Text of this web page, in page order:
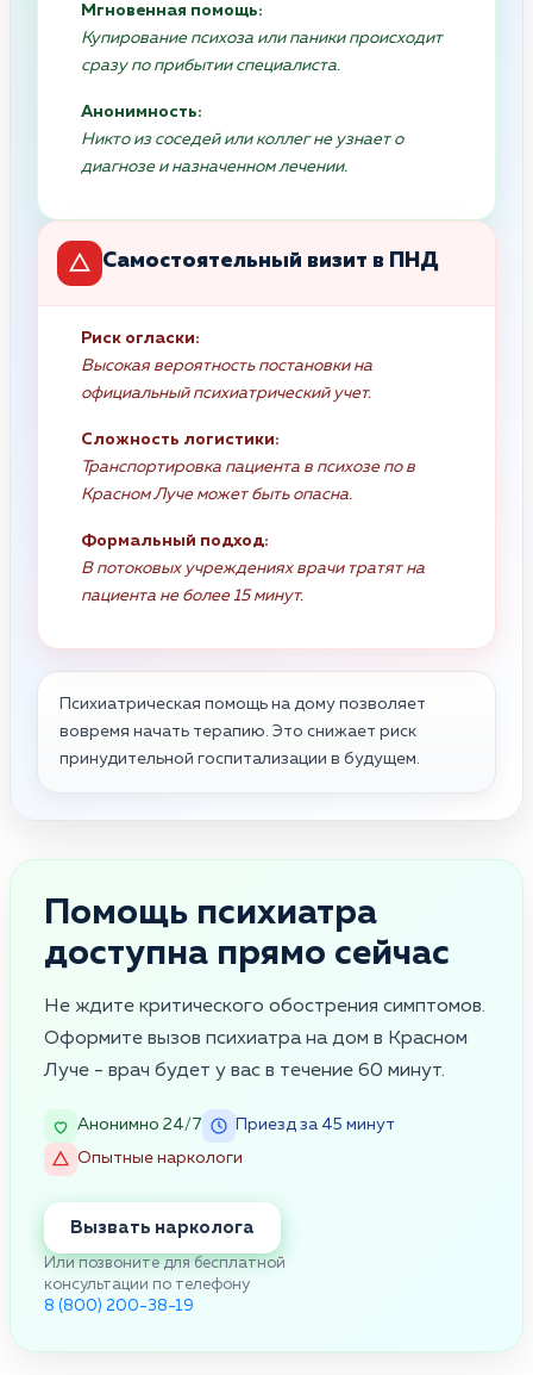
Мгновенная помощь:
Купирование психоза или паники происходит
сразу по прибытии специалиста.
Анонимность:
Никто из соседей или коллег не узнает о
диагнозе и назначенном лечении.
Самостоятельный визит в ПНД
Риск огласки:
Высокая вероятность постановки на
официальный психиатрический учет.
Сложность логистики:
Транспортировка пациента в психозе по в
Красном Луче может быть опасна.
Формальный подход:
В потоковых учреждениях врачи тратят на
пациента не более 15 минут.
Психиатрическая помощь на дому позволяет
вовремя начать терапию. Это снижает риск
принудительной госпитализации в будущем.
Помощь психиатра
доступна прямо сейчас
Не ждите критического обострения симптомов.
Оформите вызов психиатра на дом в Красном
Луче - врач будет у вас в течение 60 минут.
Анонимно 24/7
Приезд за 45 минут
Опытные наркологи
Вызвать нарколога
Или позвоните для бесплатной
консультации по телефону
8 (800) 200-38-19